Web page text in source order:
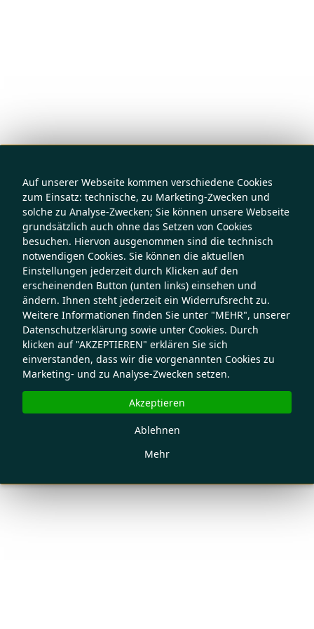
Auf unserer Webseite kommen verschiedene Cookies
zum Einsatz: technische, zu Marketing-Zwecken und
solche zu Analyse-Zwecken; Sie können unsere Webseite
grundsätzlich auch ohne das Setzen von Cookies
besuchen. Hiervon ausgenommen sind die technisch
notwendigen Cookies. Sie können die aktuellen
Einstellungen jederzeit durch Klicken auf den
erscheinenden Button (unten links) einsehen und
ändern. Ihnen steht jederzeit ein Widerrufsrecht zu.
Weitere Informationen finden Sie unter "MEHR", unserer
Datenschutzerklärung sowie unter Cookies. Durch
klicken auf "AKZEPTIEREN" erklären Sie sich
einverstanden, dass wir die vorgenannten Cookies zu
Marketing- und zu Analyse-Zwecken setzen.
Mehr
Ablehnen
Akzeptieren